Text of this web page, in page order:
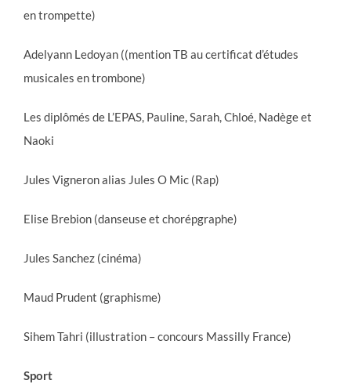
en trompette)
Adelyann Ledoyan ((mention TB au certificat d’études
musicales en trombone)
Les diplômés de L’EPAS, Pauline, Sarah, Chloé, Nadège et
Naoki
Jules Vigneron alias Jules O Mic (Rap)
Elise Brebion (danseuse et chorépgraphe)
Jules Sanchez (cinéma)
Maud Prudent (graphisme)
Sihem Tahri (illustration – concours Massilly France)
Sport